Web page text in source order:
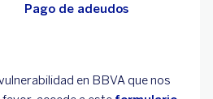
Pago de adeudos
en BBVA que nos